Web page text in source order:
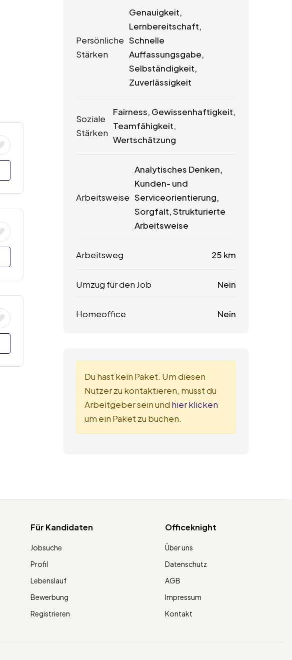
Persönliche
Stärken
Genauigkeit,
Lernbereitschaft,
Schnelle
Auffassungsgabe,
Selbständigkeit,
Zuverlässigkeit
Soziale
Stärken
Fairness, Gewissenhaftigkeit,
Teamfähigkeit,
Wertschätzung
Arbeitsweise
Analytisches Denken,
Kunden- und
Serviceorientierung,
Sorgfalt, Strukturierte
Arbeitsweise
Arbeitsweg 25 km
Umzug für den Job Nein
Homeoffice Nein
Du hast kein Paket. Um diesen
Nutzer zu kontaktieren, musst du
Arbeitgeber sein und hier klicken
um ein Paket zu buchen.
Für Kandidaten
Jobsuche
Profil
Lebenslauf
Bewerbung
Registrieren
Officeknight
Über uns
Datenschutz
AGB
Impressum
Kontakt